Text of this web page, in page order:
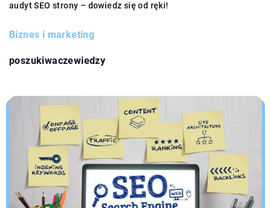
audyt SEO strony – dowiedz się od ręki!
Biznes i marketing
poszukiwaczewiedzy